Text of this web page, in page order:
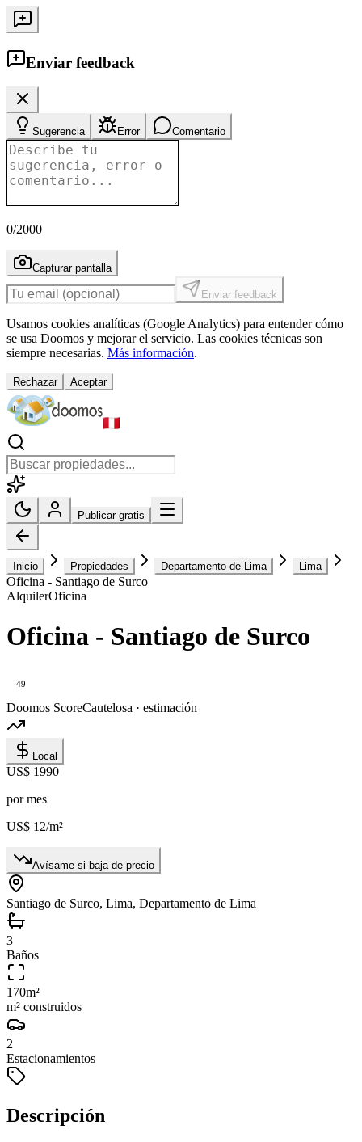
Enviar feedback
Sugerencia Error Comentario
0/2000
Capturar pantalla
Enviar feedback
Usamos cookies analíticas (Google Analytics) para entender cómo
se usa Doomos y mejorar el servicio. Las cookies técnicas son
siempre necesarias. Más información.
Rechazar Aceptar
Publicar gratis
Inicio Propiedades Departamento de Lima Lima
Oficina - Santiago de Surco
AlquilerOficina
Oficina - Santiago de Surco
49
Doomos ScoreCautelosa · estimación
Local
US$ 1990
por mes
US$ 12/m²
Avísame si baja de precio
Santiago de Surco, Lima, Departamento de Lima
3
Baños
170m²
m² construidos
2
Estacionamientos
Descripción